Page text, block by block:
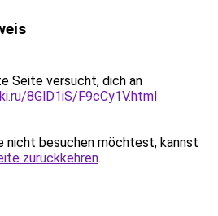
Seite versucht, dich an
8GlD1iS/F9cCy1V.html
nicht besuchen möchtest, kannst
zurückkehren.